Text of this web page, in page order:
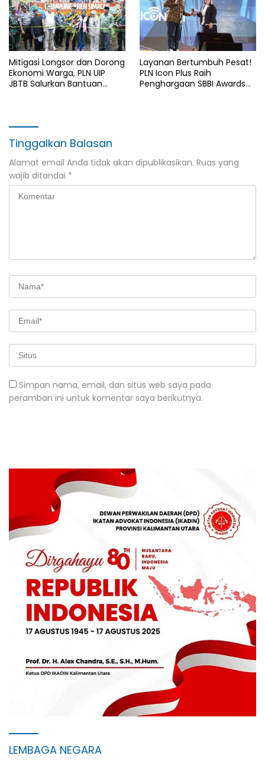
Mitigasi Longsor dan Dorong
Ekonomi Warga, PLN UIP
JBTB Salurkan Bantuan
Layanan Bertumbuh Pesat!
PLN Icon Plus Raih
Penghargaan SBBI Awards
Tinggalkan Balasan
Alamat email Anda tidak akan dipublikasikan. Ruas yang
wajib ditandai *
Simpan nama, email, dan situs web saya pada
peramban ini untuk komentar saya berikutnya.
LEMBAGA NEGARA